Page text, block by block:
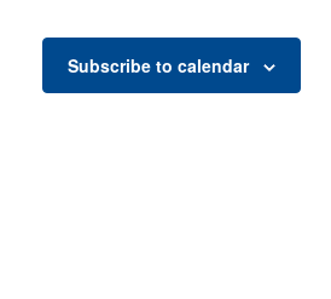
Subscribe to calendar